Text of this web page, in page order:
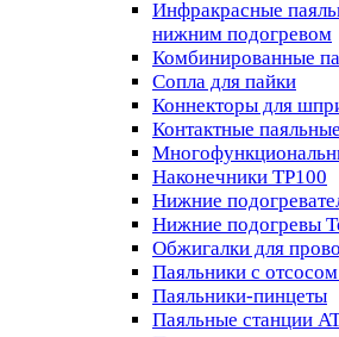
Инфракрасные
нижним подогревом
Комбинированные
Сопла для пайки
Коннекторы для
Контактные
Наконечники TP100
Нижние
Нижние подогревы
Обжигалки для
Паяльники с
Паяльники-пинцеты
Паяльные станции